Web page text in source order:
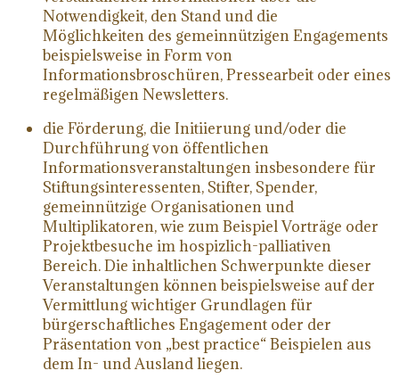
Notwendigkeit, den Stand und die
Möglichkeiten des gemeinnützigen Engagements
beispielsweise in Form von
Informationsbroschüren, Pressearbeit oder eines
regelmäßigen Newsletters.
die Förderung, die Initiierung und/oder die
Durchführung von öffentlichen
Informationsveranstaltungen insbesondere für
Stiftungsinteressenten, Stifter, Spender,
gemeinnützige Organisationen und
Multiplikatoren, wie zum Beispiel Vorträge oder
Projektbesuche im hospizlich-palliativen
Bereich. Die inhaltlichen Schwerpunkte dieser
Veranstaltungen können beispielsweise auf der
Vermittlung wichtiger Grundlagen für
bürgerschaftliches Engagement oder der
Präsentation von „best practice“ Beispielen aus
dem In- und Ausland liegen.